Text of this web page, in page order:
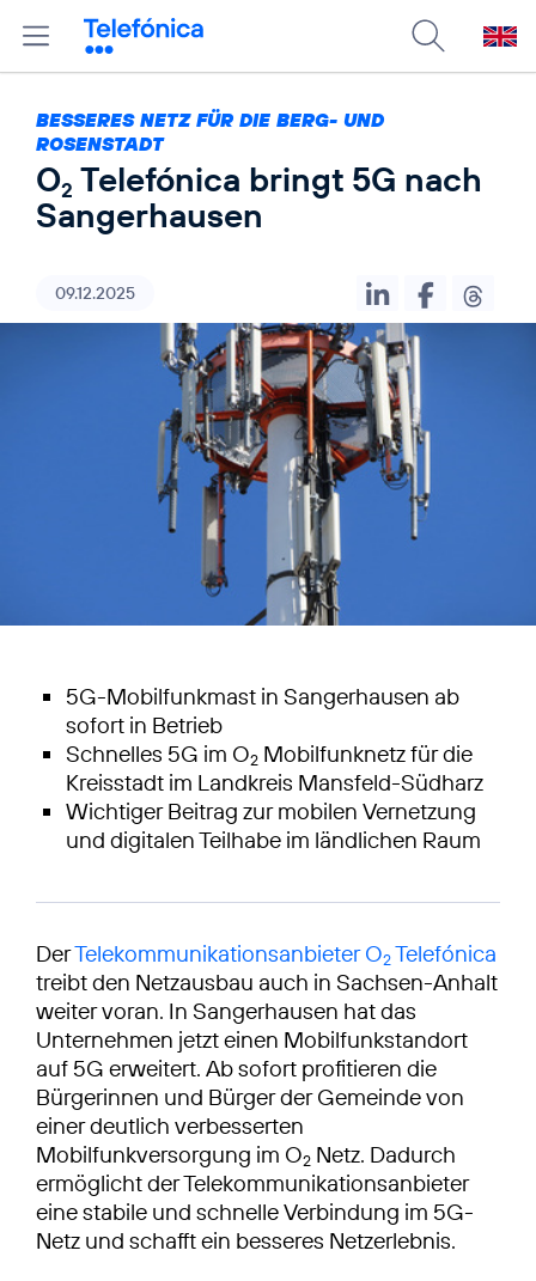
BESSERES NETZ FÜR DIE BERG- UND
ROSENSTADT
O2 Telefónica bringt 5G nach
Sangerhausen
09.12.2025
5G-Mobilfunkmast in Sangerhausen ab
sofort in Betrieb
Schnelles 5G im O2 Mobilfunknetz für die
Kreisstadt im Landkreis Mansfeld-Südharz
Wichtiger Beitrag zur mobilen Vernetzung
und digitalen Teilhabe im ländlichen Raum
DerTelekommunikationsanbieter O2Telefónica
treibt den Netzausbau auch in Sachsen-Anhalt
weiter voran. In Sangerhausen hat das
Unternehmen jetzt einen Mobilfunkstandort
auf 5G erweitert. Ab sofort profitieren die
Bürgerinnen und Bürger der Gemeinde von
einer deutlich verbesserten
Mobilfunkversorgung im O2 Netz. Dadurch
ermöglicht der Telekommunikationsanbieter
eine stabile und schnelle Verbindung im 5G-
Netz und schafft ein besseres Netzerlebnis.